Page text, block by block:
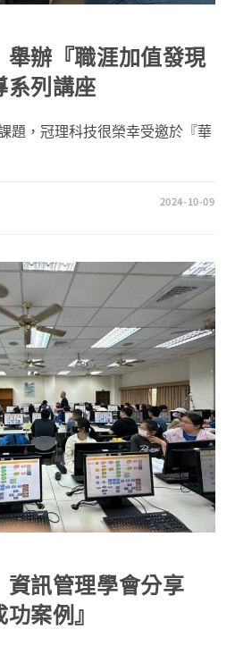
辦『職涯加值發現
系列講座
題，冠理科技很榮幸受邀於『華
2024-10-09
訊管理學會分享
案例』